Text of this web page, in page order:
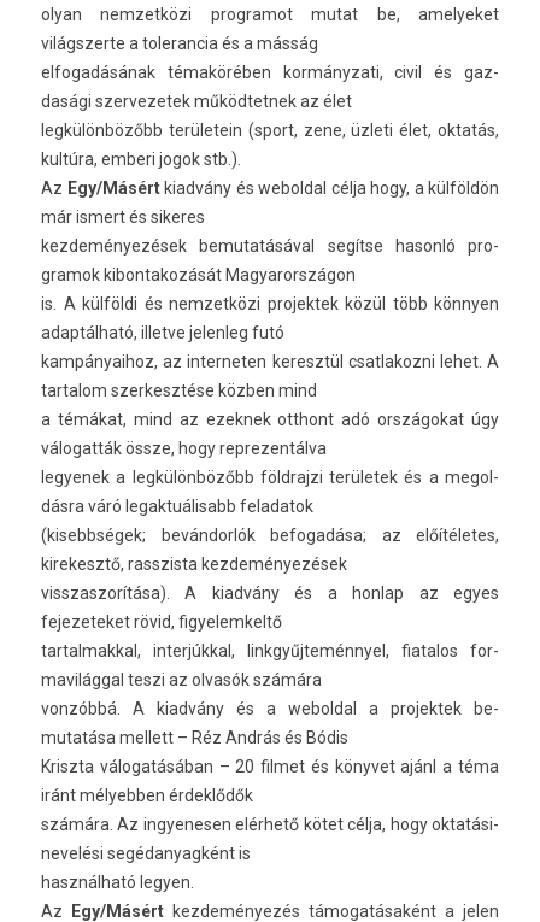
olyan nem­zetközi pro­gramot mutat be, amelyeket
világszer­te a toleran­cia és a másság
el­fogadásának témakörében kor­mányzati, civil és gaz­
dasági szer­vezetek működ­tetnek az élet
legkülönbözőbb területein (sport, zene, üzleti élet, oktatás,
kultúra, em­beri jogok stb.).
Az Egy/Másért kiadvány és webold­al célja hogy, a külföldön
már is­mert és sikeres
kez­deményezések be­mutatásáv­al segítse hasonló pro­
gramok kibon­takozását Magyarországon
is. A külföldi és nem­zetközi pro­jek­tek közül több könnyen
adaptálható, il­let­ve jelen­leg futó
kam­pányaihoz, az in­ter­net­en keresztül csat­lakoz­ni lehet. A
tar­talom szer­kesztése közben mind
a témákat, mind az ezek­nek otthont adó országokat úgy
válogat­ták össze, hogy re­prezen­tálva
legyenek a legkülönbözőbb földraj­zi területek és a megol­
dásra váró legak­tuálisabb feladatok
(kisebbségek; bevándorlók be­fogadása; az előítéletes,
kirekesztő, rasszis­ta kez­deményezések
visszas­zorítása). A kiadvány és a hon­lap az egyes
fejezeteket rövid, figyelem­keltő
tar­talmakk­al, in­ter­júkk­al, li­nkgyűj­temén­nyel, fiatalos for­
mavilágg­al teszi az olvasók számára
vonzóbbá. A kiadvány és a webold­al a pro­jek­tek be­
mutatása mel­lett – Réz András és Bódis
Kriszta válogatásában – 20 fil­met és könyvet ajánl a téma
iránt mélyebb­en érdeklődők
számára. Az in­gyenes­en elérhető kötet célja, hogy oktatási-
nevelési segédanyag­ként is
használható legy­en.
Az
Egy/Másért kez­deményezés támogatásaként a jelen